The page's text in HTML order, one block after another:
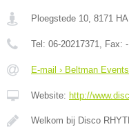
Ploegstede 10, 8171 HA
Tel: 06-20217371, Fax: -
E-mail › Beltman Events
Website: http://
Welkom bij Disco